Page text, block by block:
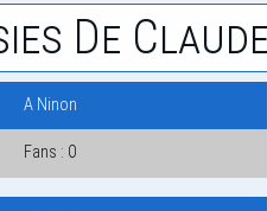
De
A Ninon
Fans : 0